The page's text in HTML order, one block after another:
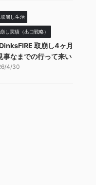
崩し生活
し実績（出口戦略）
取崩し4ヶ月
事なまでの行って来い
4/30